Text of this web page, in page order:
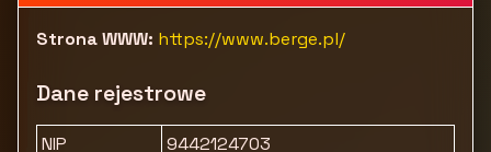
Strona WWW: https://www.berge.pl/
Dane rejestrowe
NIP 9442124703